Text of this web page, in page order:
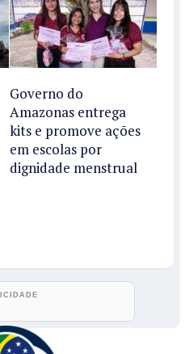
Governo do
Amazonas entrega
kits e promove ações
em escolas por
dignidade menstrual